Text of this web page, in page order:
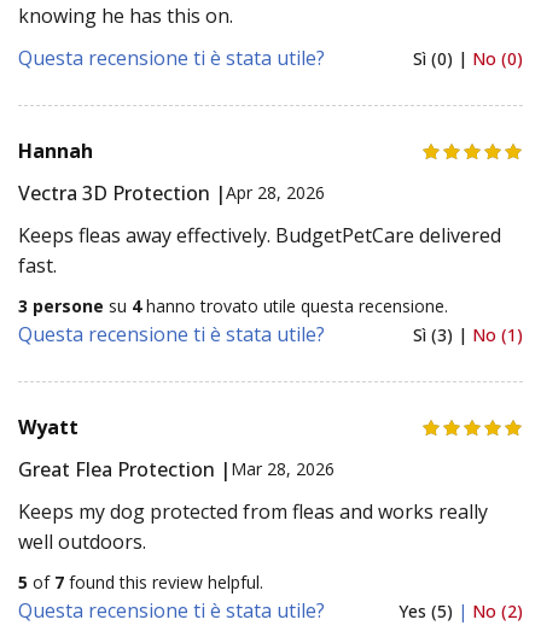
knowing he has this on.
Questa recensione ti è stata utile?
Sì (0) | No (0)
Hannah
Vectra 3D Protection |Apr 28, 2026
Keeps fleas away effectively. BudgetPetCare delivered
fast.
3 persone su 4hanno trovato utile questa recensione.
Questa recensione ti è stata utile? Sì (3) | No (1)
Wyatt
Great Flea Protection | Mar 28, 2026
Keeps my dog protected from fleas and works really
well outdoors.
5 of 7 found this review helpful.
Questa recensione ti è stata utile? Yes (5) | No (2)